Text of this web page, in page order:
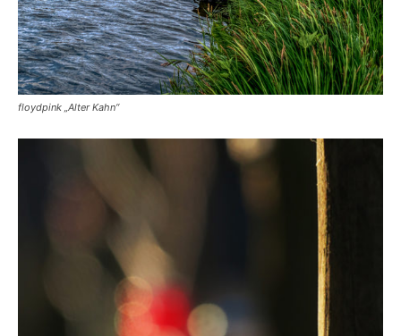
floydpink „Alter Kahn“